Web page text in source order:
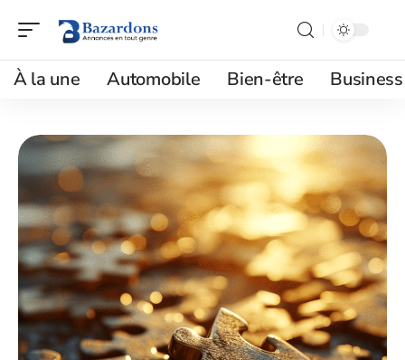
À la une Automobile Bien-être Business